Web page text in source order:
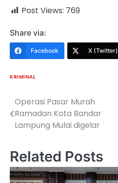
Post Views: 769
Share via:
Facebook X (Twitter)
KRIMINAL
Navigasi
pos
Operasi Pasar Murah
Ramadan Kota Bandar
Lampung Mulai digelar
Related Posts